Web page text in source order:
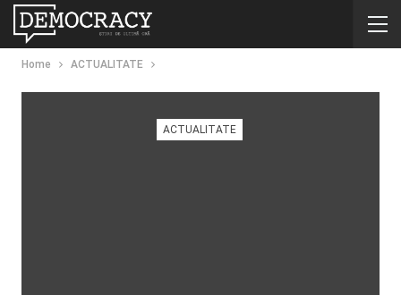
Home ACTUALITATE
ACTUALITATE